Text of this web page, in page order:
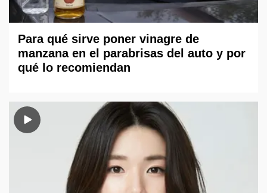
Para qué sirve poner vinagre de
manzana en el parabrisas del auto y por
qué lo recomiendan